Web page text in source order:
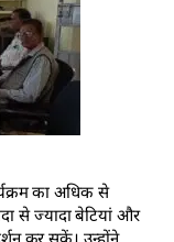
का अधिक से
से ज्यादा बेटियां और